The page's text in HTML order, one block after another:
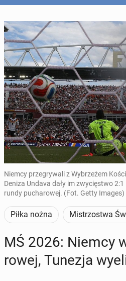
Niemcy przegrywali z Wybrzeżem
Deniza Undava dały im zwycięstwo
rundy pucharowej. (Fot. Getty Images)
Piłka nożna Mistrzostwa
MŚ 2026: Niemcy
ro­wej, Tunezja